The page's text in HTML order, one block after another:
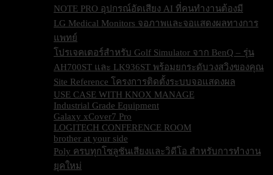
NOTE PRO อุปกรณ์อัดเสียง AI ที่คนทำงานต้องมี
LG Medical Monitors จอภาพและจอแสดงผลทางการ
แพทย์
โปรเจคเตอร์สำหรับ Golf Simulator จาก BenQ – รุ่น
AH700ST และ LK936ST พร้อมยกระดับวงสวิงของคุณ
Site Reference โครงการติดตั้งระบบจอแสดงผล
USE CASE WITH KNOX MANAGE
Industrial Grade Equipment
Galaxy xCover7 Pro
LOGITECH CONFERENCE ROOM
brother at your side
Poly ครบทุกโซลูชันเสียงและวิดีโอ สำหรับการทำงาน
ยุคใหม่